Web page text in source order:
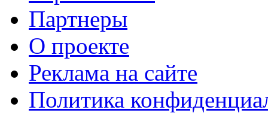
Партнеры
O проекте
Реклама на сайте
Политика